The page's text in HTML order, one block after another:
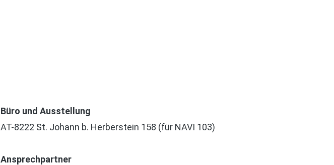
Büro und Ausstellung
AT-8222 St. Johann b. Herberstein 158 (für NAVI 103)
Ansprechpartner